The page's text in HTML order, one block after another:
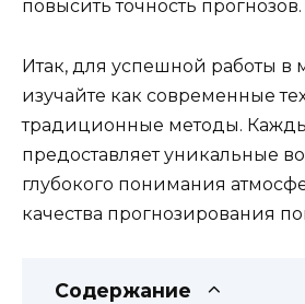
повысить точность прогнозов.
Итак, для успешной работы в
изучайте как современные
традиционные методы.
предоставляет уникальные
глубокого понимания
качества прогнозирования
Содержание